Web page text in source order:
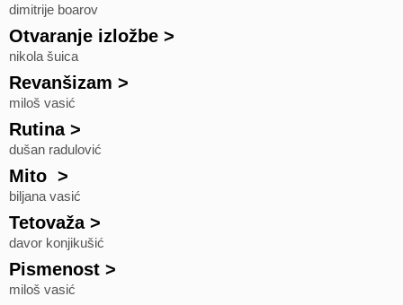
dimitrije boarov
Otvaranje izložbe >
nikola šuica
Revanšizam >
miloš vasić
Rutina>
dušan radulović
Mito >
biljana vasić
Tetovaža>
davor konjikušić
Pismenost >
miloš vasić